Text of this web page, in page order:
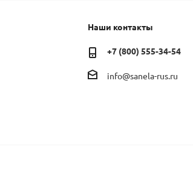
Наши контакты
+7 (800) 555-34-54
info@sanela-rus.ru